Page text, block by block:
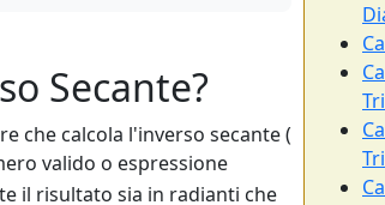
Secante?
che calcola l'inverso secante (
valido o espressione
il risultato sia in radianti che